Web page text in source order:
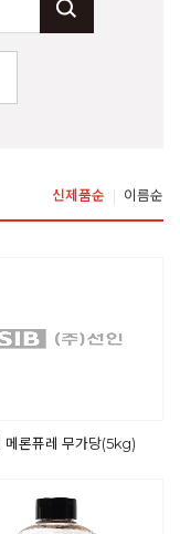
신제품순 이름순
메론퓨레 무가당(5kg)